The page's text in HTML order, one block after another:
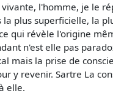
l'homme, je le
plus superficielle, la
qui révèle l'origine
n'est elle pas
mais la prise de
y revenir. Sartre La
elle.